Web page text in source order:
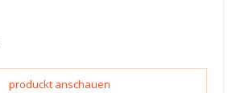
produckt anschauen